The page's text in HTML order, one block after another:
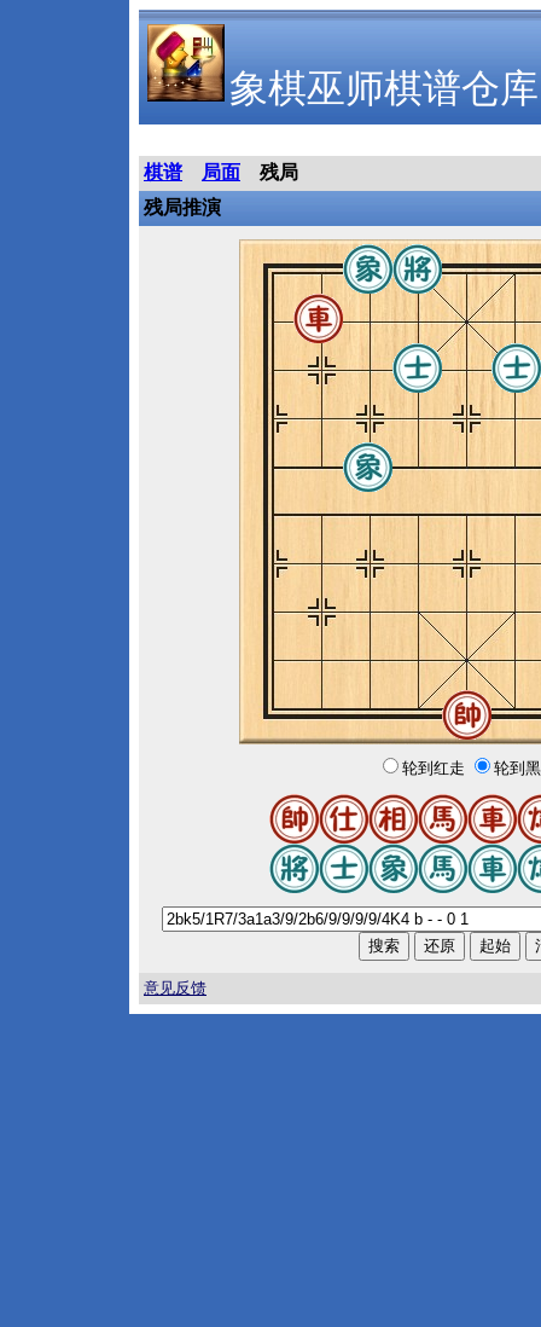
象棋巫师棋谱仓库
棋谱 局面
残局
残局推演
轮到红走 轮到
意见反馈